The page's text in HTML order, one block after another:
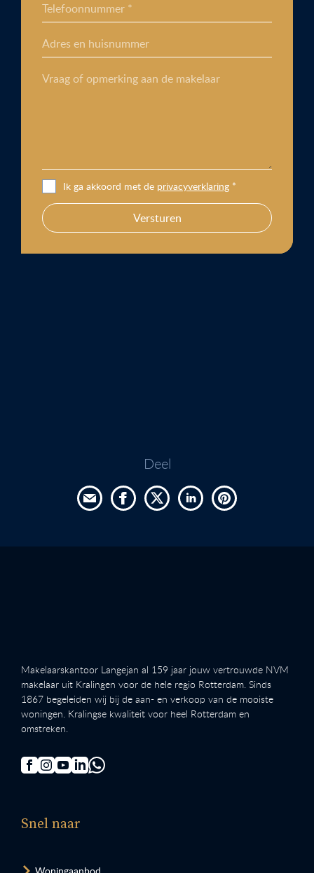
Telefoonnummer *
Adres en huisnummer
Vraag of opmerking aan de makelaar
Ik ga akkoord met de privacyverklaring *
Versturen
Deel
Makelaarskantoor Langejan al 159 jaar jouw vertrouwde NVM
makelaar uit Kralingen voor de hele regio Rotterdam. Sinds
1867 begeleiden wij bij de aan- en verkoop van de mooiste
woningen. Kralingse kwaliteit voor heel Rotterdam en
omstreken.
Snel naar